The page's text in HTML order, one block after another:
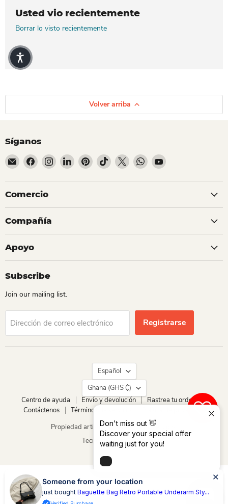
Don't miss out 👋
Discover your special offer
waiting just for you!
Usted vio recientemente
Borrar lo visto recientemente
Volver arriba
Síganos
Encuéntrenos en Correo electrónico
Encuéntrenos en Facebook
Encuéntrenos en Instagram
Encuéntrenos en LinkedIn
Encuéntrenos en Pinterest
Encuéntrenos en TikTok
Encuéntrenos en X
Encuéntrenos en
Encuéntrenos en
Comercio
Compañía
Apoyo
Subscribe
Join our mailing list.
Dirección de correo electrónico Registrarse
Idioma
Español
País
Ghana
(GHS ₵)
Centro de ayuda
Envío y devolución
Rastrea tu orden
Contáctenos
Términos de servicio
Propiedad artística © 2026 Dio Kollections.
Tecnología de Shopify
0
Someone from your location
just bought Baguette Bag Retro Portable Underarm Sty...